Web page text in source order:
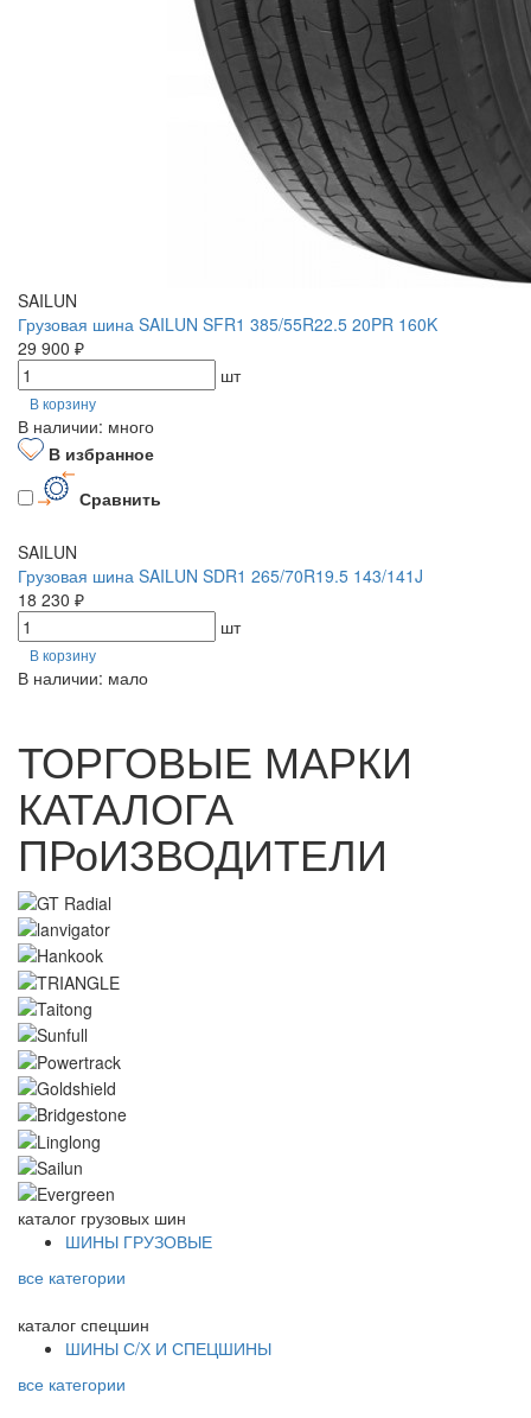
SAILUN
Грузовая шина SAILUN SFR1 385/55R22.5 20PR 160K
29 900 ₽
шт
В корзину
В наличии: много
В избранное
Сравнить
SAILUN
Грузовая шина SAILUN SDR1 265/70R19.5 143/141J
18 230 ₽
шт
В корзину
В наличии: мало
ТОРГОВЫЕ МАРКИ
КАТАЛОГА
ПРоИЗВОДИТЕЛИ
каталог грузовых шин
ШИНЫ ГРУЗОВЫЕ
все категории
каталог спецшин
ШИНЫ С/Х И СПЕЦШИНЫ
все категории